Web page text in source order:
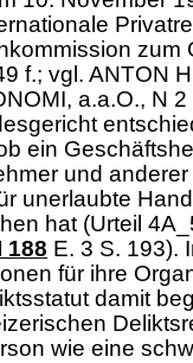
zum
f.; vgl. ANTON
a.a.O., N
ein
und
unerlaubte
hat (Urteil
188 E. 3 S. 193).
für ihre
damit
wie eine